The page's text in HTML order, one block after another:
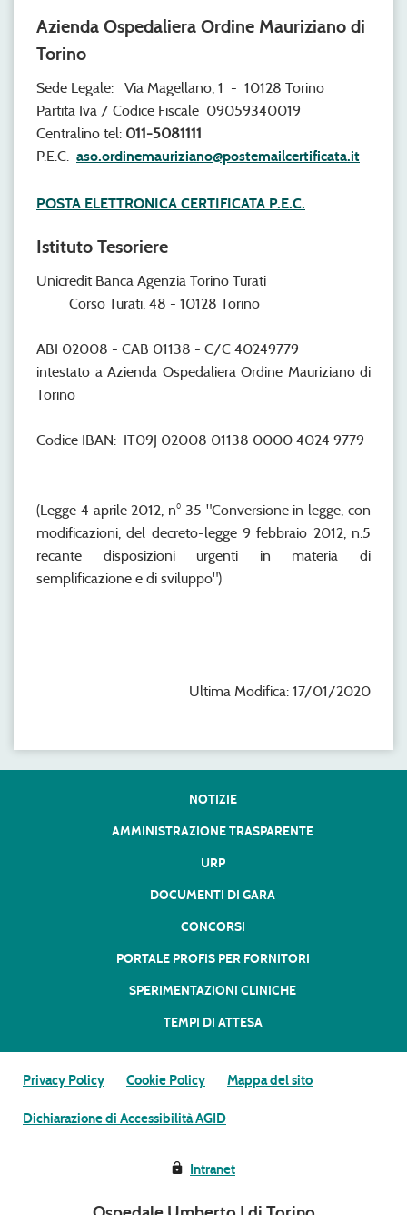
Azienda Ospedaliera Ordine Mauriziano di
Torino
Sede Legale: Via Magellano, 1 - 10128 Torino
Partita Iva / Codice Fiscale 09059340019
Centralino tel: 011-5081111
P.E.C. aso.ordinemauriziano@postemailcertificata.it
POSTA ELETTRONICA CERTIFICATA P.E.C.
Istituto Tesoriere
Unicredit Banca Agenzia Torino Turati
Corso Turati, 48 - 10128 Torino
ABI 02008 - CAB 01138 - C/C 40249779
intestato a Azienda Ospedaliera Ordine Mauriziano di
Torino
Codice IBAN: IT09J 02008 01138 0000 4024 9779
(Legge 4 aprile 2012, n° 35 "Conversione in legge, con
modificazioni, del decreto-legge 9 febbraio 2012, n.5
recante disposizioni urgenti in materia di
semplificazione e di sviluppo")
Ultima Modifica: 17/01/2020
NOTIZIE
AMMINISTRAZIONE TRASPARENTE
URP
DOCUMENTI DI GARA
CONCORSI
PORTALE PROFIS PER FORNITORI
SPERIMENTAZIONI CLINICHE
TEMPI DI ATTESA
Privacy Policy Cookie Policy Mappa del sito
Dichiarazione di Accessibilità AGID
Intranet